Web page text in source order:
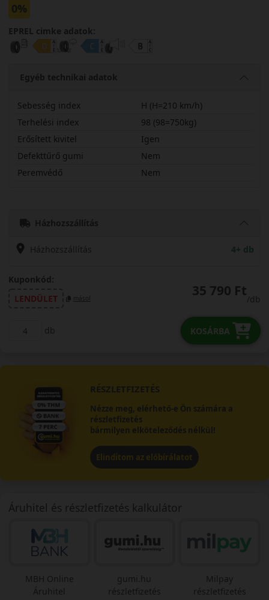
0%
EPREL cimke adatok:
Egyéb technikai adatok
Sebesség index
H (H=210 km/h)
Terhelési index
98 (98=750kg)
Erősített kivitel
Igen
Defekttűrő gumi
Nem
Peremvédő
Nem
Házhozszállítás
Házhozszállítás 4+ db
Kuponkód:
LENDÜLET
másol 35 790 Ft
/db
db KOSÁRBA
RÉSZLETFIZETÉS
Nézze meg, elérhető-e Ön számára a
részletfizetés
bármilyen elköteleződés nélkül!
Elindítom az előbírálatot
Áruhitel és részletfizetés kalkulátor
MBH Online
Áruhitel
gumi.hu
részletfizetés
Milpay
részletfizetés